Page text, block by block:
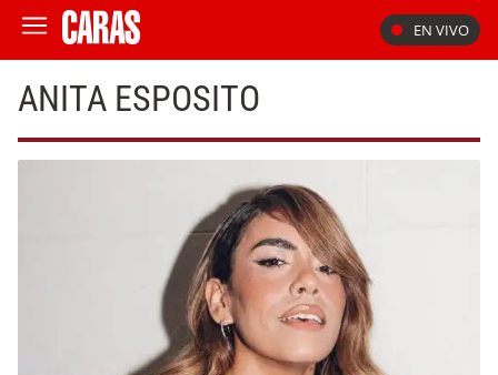
EN VIVO
ANITA ESPOSITO